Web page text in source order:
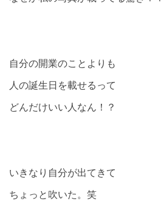
自分の開業のことよりも
人の誕生日を載せるって
どんだけいい人なん！？
いきなり自分が出てきて
ちょっと吹いた。笑